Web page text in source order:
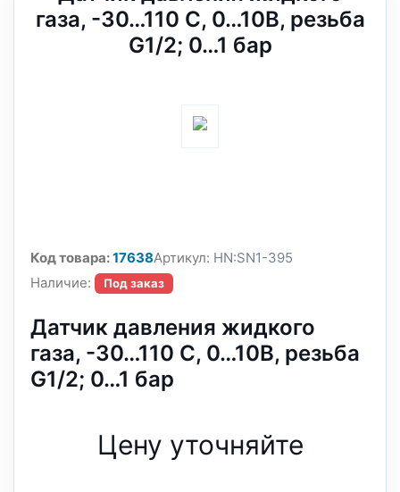
газа, -30…110 С, 0…10В, резьба
G1/2; 0…1 бар
Код товара:17638Артикул: HN:SN1-395
Наличие:
Под заказ
Датчик давления жидкого
газа, -30…110 С, 0…10В, резьба
G1/2; 0…1 бар
Цену уточняйте